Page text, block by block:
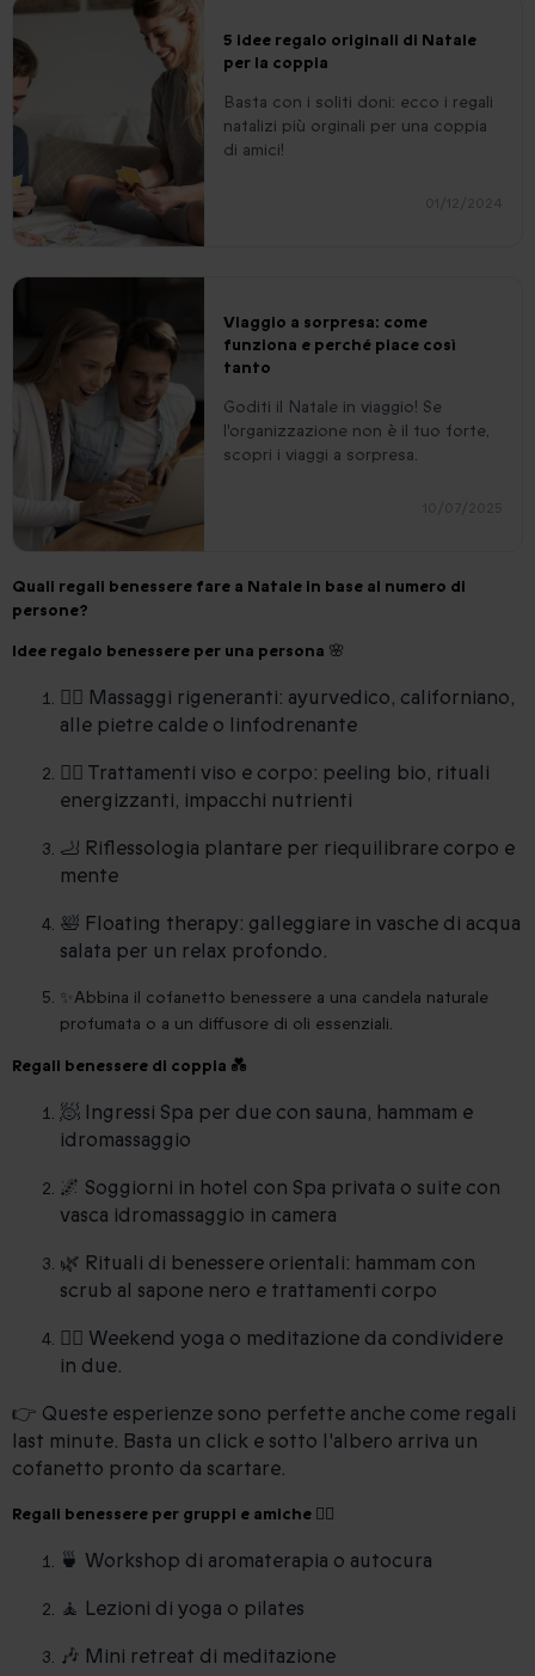
5 idee regalo originali di Natale
per la coppia
Basta con i soliti doni: ecco i regali
natalizi più orginali per una coppia
di amici!
01/12/2024
Viaggio a sorpresa: come
funziona e perché piace così
tanto
Goditi il Natale in viaggio! Se
l'organizzazione non è il tuo forte,
scopri i viaggi a sorpresa.
10/07/2025
Quali regali benessere fare a Natale in base al numero di
persone?
Idee regalo benessere per una persona 🌸
💆‍♂️ Massaggi rigeneranti: ayurvedico, californiano,
alle pietre calde o linfodrenante
🧖‍♀️ Trattamenti viso e corpo: peeling bio, rituali
energizzanti, impacchi nutrienti
🦶 Riflessologia plantare per riequilibrare corpo e
mente
🛀 Floating therapy: galleggiare in vasche di acqua
salata per un relax profondo.
✨Abbina il cofanetto benessere a una candela naturale
profumata o a un diffusore di oli essenziali.
Regali benessere di coppia 💑
🧖 Ingressi Spa per due con sauna, hammam e
idromassaggio
🌌 Soggiorni in hotel con Spa privata o suite con
vasca idromassaggio in camera
🌿 Rituali di benessere orientali: hammam con
scrub al sapone nero e trattamenti corpo
🧘‍♂️ Weekend yoga o meditazione da condividere
in due.
👉 Queste esperienze sono perfette anche come regali
last minute. Basta un click e sotto l'albero arriva un
cofanetto pronto da scartare.
Regali benessere per gruppi e amiche 👯‍♀️
🍵 Workshop di aromaterapia o autocura
🧘 Lezioni di yoga o pilates
🎶 Mini retreat di meditazione